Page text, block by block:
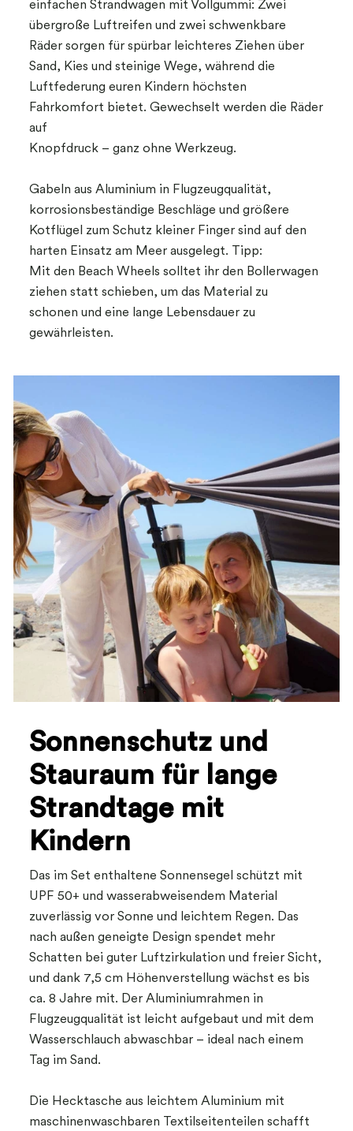
einfachen Strandwagen mit Vollgummi: Zwei
übergroße Luftreifen und zwei schwenkbare
Räder sorgen für spürbar leichteres Ziehen über
Sand, Kies und steinige Wege, während die
Luftfederung euren Kindern höchsten
Fahrkomfort bietet. Gewechselt werden die Räder
auf
Knopfdruck – ganz ohne Werkzeug.
Gabeln aus Aluminium in Flugzeugqualität,
korrosionsbeständige Beschläge und größere
Kotflügel zum Schutz kleiner Finger sind auf den
harten Einsatz am Meer ausgelegt. Tipp:
Mit den Beach Wheels solltet ihr den Bollerwagen
ziehen statt schieben, um das Material zu
schonen und eine lange Lebensdauer zu
gewährleisten.
Sonnenschutz und
Stauraum für lange
Strandtage mit
Kindern
Das im Set enthaltene Sonnensegel schützt mit
UPF 50+ und wasserabweisendem Material
zuverlässig vor Sonne und leichtem Regen. Das
nach außen geneigte Design spendet mehr
Schatten bei guter Luftzirkulation und freier Sicht,
und dank 7,5 cm Höhenverstellung wächst es bis
ca. 8 Jahre mit. Der Aluminiumrahmen in
Flugzeugqualität ist leicht aufgebaut und mit dem
Wasserschlauch abwaschbar – ideal nach einem
Tag im Sand.
Die Hecktasche aus leichtem Aluminium mit
maschinenwaschbaren Textilseitenteilen schafft